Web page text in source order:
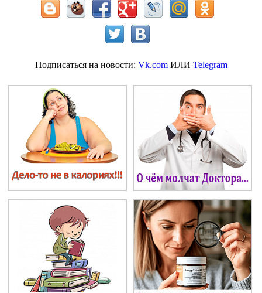
Подписаться на новости: Vk.comИЛИ Telegram